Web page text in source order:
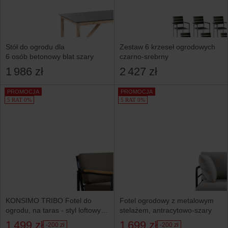
Stół do ogrodu dla
6 osób betonowy blat szary
1 986 zł
Zestaw 6 krzeseł ogrodowych
czarno-srebrny
2 427 zł
PROMOCJA
5 RAT 0%
KONSIMO TRIBO Fotel do
ogrodu, na taras - styl loftowy,
czarno-beżowy
1 499 zł -200 zł
PROMOCJA
5 RAT 0%
Fotel ogrodowy z metalowym
stelażem, antracytowo-szary
1 699 zł -200 zł